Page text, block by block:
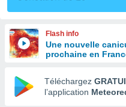
en
Flash info
Une nouvelle
prochaine en
Téléchargez
l’application